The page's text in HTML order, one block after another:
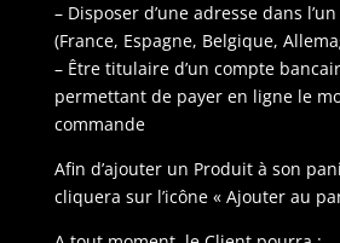
– Disposer d’une adresse dans
(France, Espagne, Belgique,
– Être titulaire d’un compte
permettant de payer en ligne le
commande
Afin d’ajouter un Produit à son
cliquera sur l’icône « Ajouter au